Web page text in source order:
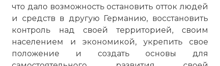
что дало возможность остановить отток людей
и средств в другую Германию, восстановить
контроль над своей территорией, своим
населением и экономикой, укрепить свое
положение и создать основы для